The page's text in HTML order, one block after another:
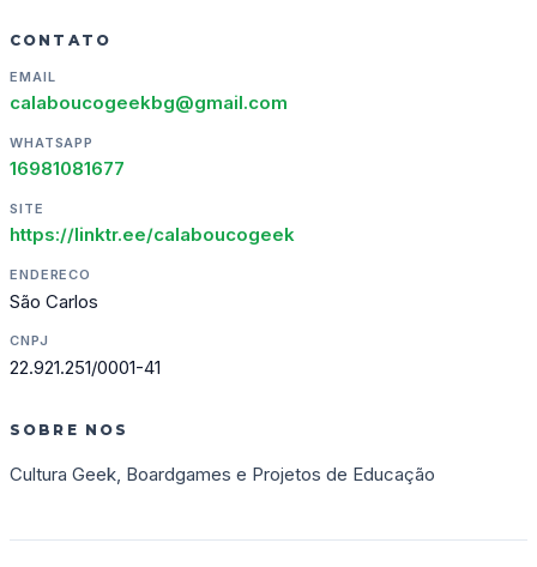
CONTATO
EMAIL
calaboucogeekbg@gmail.com
WHATSAPP
16981081677
SITE
https://linktr.ee/calaboucogeek
ENDERECO
São Carlos
CNPJ
22.921.251/0001-41
SOBRE NOS
Cultura Geek, Boardgames e Projetos de Educação